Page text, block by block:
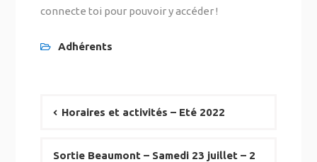
connecte toi pour pouvoir y accéder !
Adhérents
Horaires et activités – Eté 2022
Sortie Beaumont – Samedi 23 juillet – 2